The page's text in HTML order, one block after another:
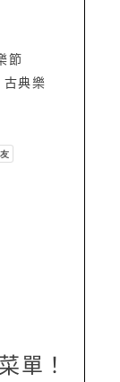
節
古典樂
單！